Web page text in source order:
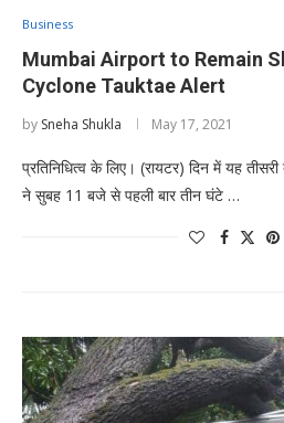
Business
Mumbai Airport to Remain
Cyclone Tauktae Alert
by Sneha Shukla May 17, 2021
प्रतिनिधित्व के लिए। (रायटर) दिन में यह
ने सुबह 11 बजे से पहली बार तीन घंटे …